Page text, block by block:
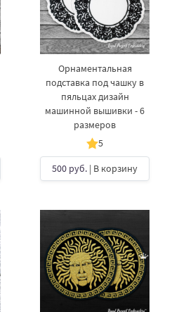
Орнаментальная
подставка под чашку​ в
пяльцах дизайн
машинной вышивки - 6
размеров
5
500 руб. | В корзину